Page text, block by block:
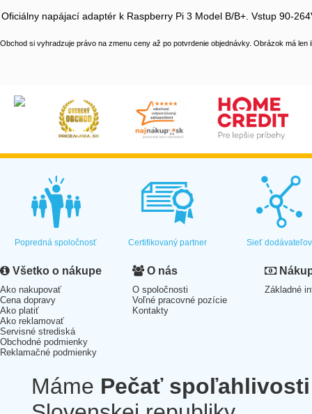
Oficiálny napájací adaptér k Raspberry Pi 3 Model B/B+. Vstup 90-
Obchod si vyhradzuje právo na zmenu ceny až po potvrdenie objednávky. Obrázok má len
Popredná spoločnosť Certifikovaný partner Sieť dodávateľov
Všetko o nákupe
Ako nakupovať
Cena dopravy
Ako platiť
Ako reklamovať
Servisné strediská
Obchodné podmienky
Reklamačné podmienky
O nás
O spoločnosti
Voľné pracovné pozície
Kontakty
Základné
Máme Pečať spoľahlivosti